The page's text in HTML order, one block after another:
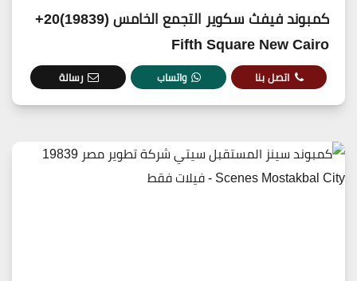
كمبوند فيفث سكوير التجمع الخامس (19839)20+
Fifth Square New Cairo
اتصل بنا واتساب رسالة